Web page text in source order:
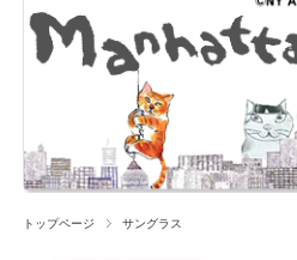
トップページ サングラス